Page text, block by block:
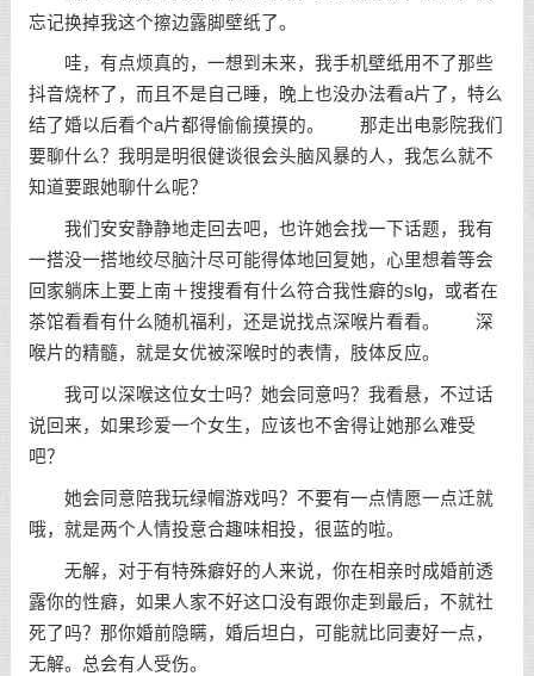
忘记换掉我这个擦边露脚壁纸了。
哇，有点烦真的，一想到未来，我手机壁纸用不了那些
抖音烧杯了，而且不是自己睡，晚上也没办法看a片了，特么
结了婚以后看个a片都得偷偷摸摸的。 那走出电影院我们
要聊什么？我明是明很健谈很会头脑风暴的人，我怎么就不
知道要跟她聊什么呢？
我们安安静静地走回去吧，也许她会找一下话题，我有
一搭没一搭地绞尽脑汁尽可能得体地回复她，心里想着等会
回家躺床上要上南＋搜搜看有什么符合我性癖的slg，或者在
茶馆看看有什么随机福利，还是说找点深喉片看看。 深
喉片的精髓，就是女优被深喉时的表情，肢体反应。
我可以深喉这位女士吗？她会同意吗？我看悬，不过话
说回来，如果珍爱一个女生，应该也不舍得让她那么难受
吧？
她会同意陪我玩绿帽游戏吗？不要有一点情愿一点迁就
哦，就是两个人情投意合趣味相投，很蓝的啦。
无解，对于有特殊癖好的人来说，你在相亲时成婚前透
露你的性癖，如果人家不好这口没有跟你走到最后，不就社
死了吗？那你婚前隐瞒，婚后坦白，可能就比同妻好一点，
无解。总会有人受伤。